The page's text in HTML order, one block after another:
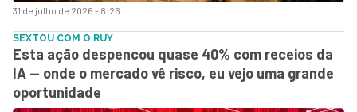
31 de julho de 2026 - 8:26
SEXTOU COM O RUY
Esta ação despencou quase 40% com receios da
IA — onde o mercado vê risco, eu vejo uma grande
oportunidade